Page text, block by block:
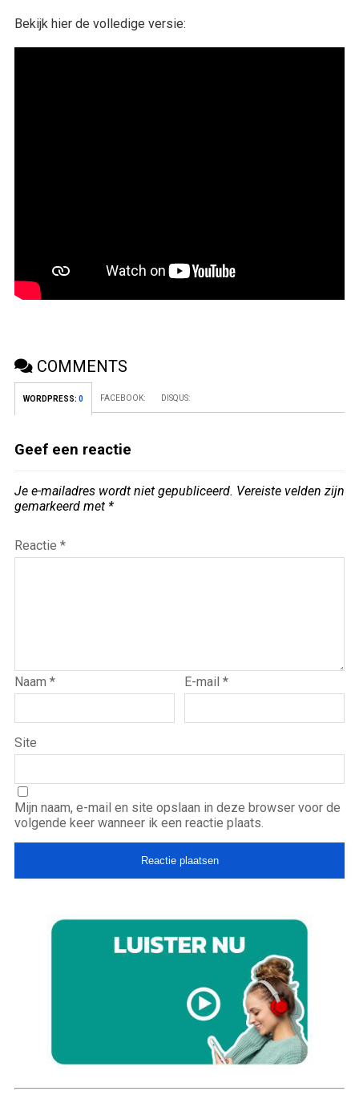
Bekijk hier de volledige versie:
COMMENTS
WORDPRESS: 0 FACEBOOK: DISQUS:
Geef een reactie
Je e-mailadres wordt niet gepubliceerd. Vereiste velden zijn
gemarkeerd met *
Reactie *
Naam * E-mail*
Site
Mijn naam, e-mail en site opslaan in deze browser voor de
volgende keer wanneer ik een reactie plaats.